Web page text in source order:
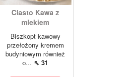
Ciasto Kawa z
mlekiem
Biszkopt kawowy
przełożony kremem
budyniowym również
o... ⇖ 31